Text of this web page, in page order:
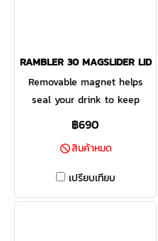
RAMBLER 30 MAGSLIDER LID
Removable magnet helps
seal your drink to keep
splashes at bay while on the
Rambler®: 10 oz. Stackable
Lowball 10 oz. Stackable Mug
Stackable Cup 20 oz.
฿690
สินค้าหมด
เปรียบเทียบ